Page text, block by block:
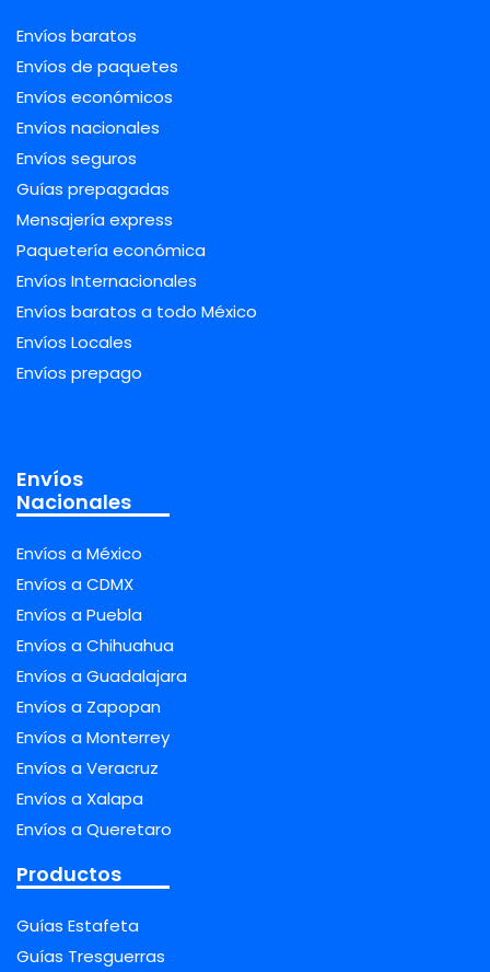
Envíos baratos
Envíos de paquetes
Envíos económicos
Envíos nacionales
Envíos seguros
Guías prepagadas
Mensajería express
Paquetería económica
Envíos Internacionales
Envíos baratos a todo México
Envíos Locales
Envíos prepago
Envíos
Nacionales
Envíos a México
Envíos a CDMX
Envíos a Puebla
Envíos a Chihuahua
Envíos a Guadalajara
Envíos a Zapopan
Envíos a Monterrey
Envíos a Veracruz
Envíos a Xalapa
Envíos a Queretaro
Productos
Guías Estafeta
Guías Tresguerras